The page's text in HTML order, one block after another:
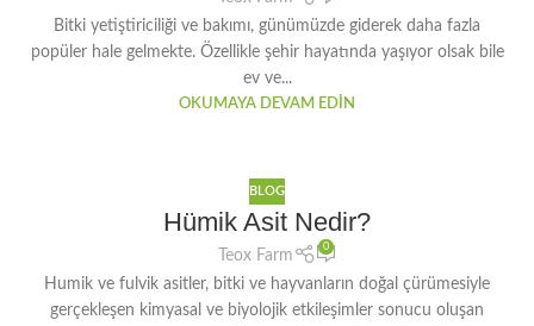
Bitki yetiştiriciliği ve bakımı, günümüzde giderek daha fazla
popüler hale gelmekte. Özellikle şehir hayatında yaşıyor olsak bile
ev ve...
OKUMAYA DEVAM EDIN
BLOG
Hümik Asit Nedir?
Teox Farm
0
Humik ve fulvik asitler, bitki ve hayvanların doğal çürümesiyle
gerçekleşen kimyasal ve biyolojik etkileşimler sonucu oluşan